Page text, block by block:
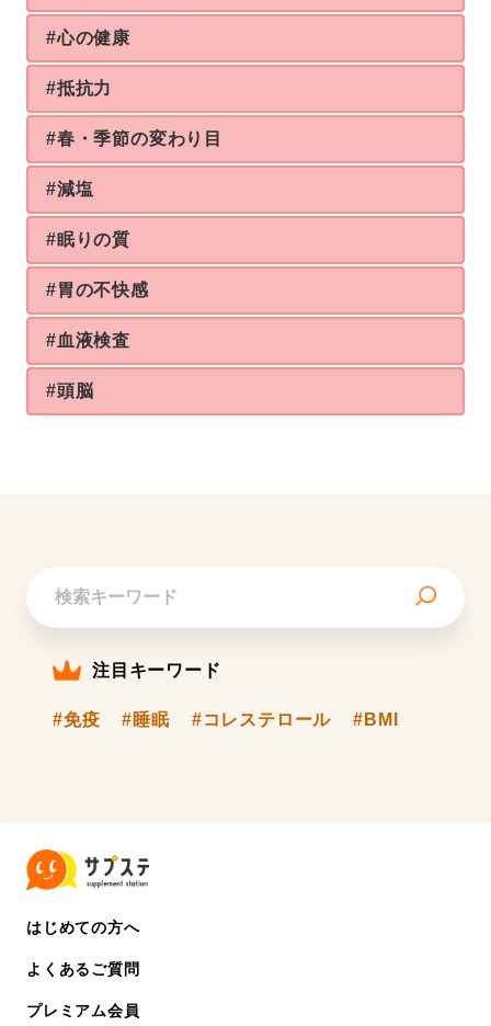
#心の健康
#抵抗力
#春・季節の変わり目
#減塩
#眠りの質
#胃の不快感
#血液検査
#頭脳
注目キーワード
#免疫 #睡眠 #コレステロール #BMI
はじめての方へ
よくあるご質問
プレミアム会員